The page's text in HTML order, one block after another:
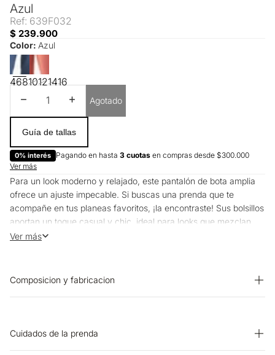
Azul
Ref: 639F032
$ 239.900
Color: Azul
46810121416
Disminuir cantidadAumentar cantidad
Agotado
Guía de tallas
0% interés Pagando en hasta 3 cuotas en compras desde $300.000
Ver más
Para un look moderno y relajado, este pantalón de bota amplia
ofrece un ajuste impecable. Si buscas una prenda que te
acompañe en tus planeas favoritos, ¡la encontraste! Sus bolsillos
aportan un toque casual y chic, ideal para looks que mezclan
confort y sofisticación.
Ver más
Composicion y fabricacion
Cuidados de la prenda